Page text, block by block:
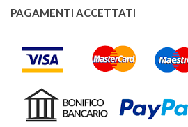
PAGAMENTI ACCETTATI